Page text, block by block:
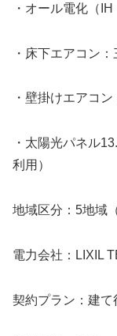
・オール電化（IH
・床下エアコン
・壁掛けエアコ
・太陽光パネル
利用）
地域区分：5地域
電力会社：LIXIL
契約プラン：建て